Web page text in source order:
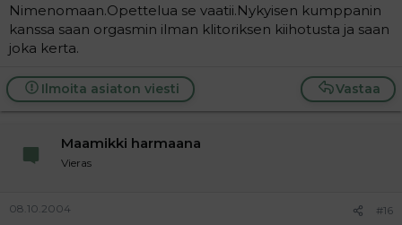
ensimmäinenkin on helpompi kuin aikaisemmin... näin
ainakin minun kohdallani.
kärsivällisyyttä opetteluun, pitkiä esileikkejä ja rohkeutta
kertoa miehelle, mistä oikeasti nauttii! :heart:
Nimenomaan.Opettelua se vaatii.Nykyisen kumppanin
kanssa saan orgasmin ilman klitoriksen kiihotusta ja saan
joka kerta.
Vastaa
Ilmoita asiaton viesti
Maamikki harmaana
Vieras
08.10.2004 #16